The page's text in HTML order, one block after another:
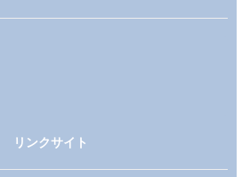
リンクサイト